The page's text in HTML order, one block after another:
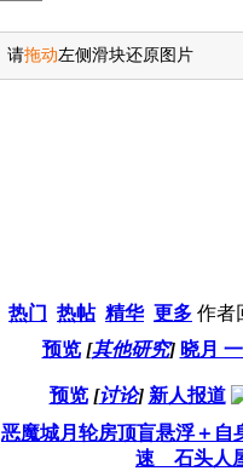
请拖动左侧滑块还原图片
热门 热帖 精华 更多 作者
预览 [其他研究] 晓月
预览 [讨论] 新人报道
恶魔城月轮房顶盲悬浮＋自
速 石头人